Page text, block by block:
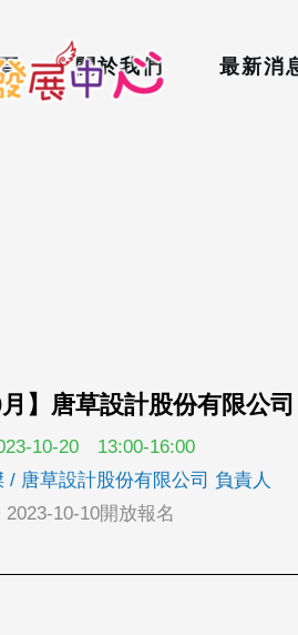
關於我們 最新消
月】唐草設計股份有限公
10-20 13:00-16:00
/ 唐草設計股份有限公司 負責人
2023-10-10開放報名